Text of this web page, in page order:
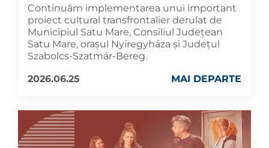
Continuăm implementarea unui important
proiect cultural transfrontalier derulat de
Municipiul Satu Mare, Consiliul Județean
Satu Mare, orașul Nyíregyháza și Județul
Szabolcs-Szatmár-Bereg.
2026.06.25
MAI DEPARTE